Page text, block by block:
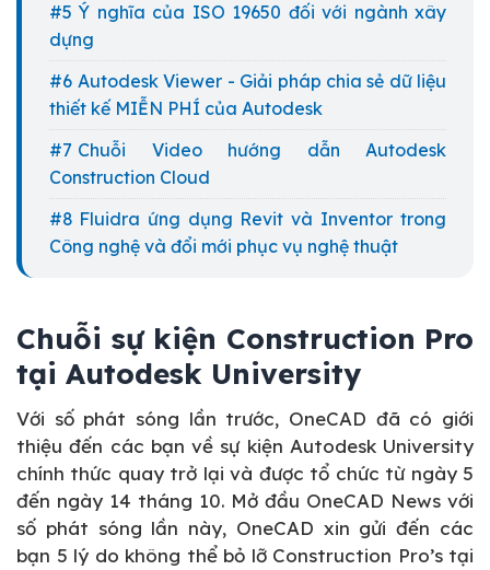
Ý nghĩa của ISO 19650 đối với ngành xây
dựng
Autodesk Viewer - Giải pháp chia sẻ dữ liệu
thiết kế MIỄN PHÍ của Autodesk
Chuỗi Video hướng dẫn Autodesk
Construction Cloud
Fluidra ứng dụng Revit và Inventor trong
Công nghệ và đổi mới phục vụ nghệ thuật
Chuỗi sự kiện Construction Pro
tại Autodesk University
Với số phát sóng lần trước, OneCAD đã có giới
thiệu đến các bạn về sự kiện Autodesk University
chính thức quay trở lại và được tổ chức từ ngày 5
đến ngày 14 tháng 10. Mở đầu OneCAD News với
số phát sóng lần này, OneCAD xin gửi đến các
bạn 5 lý do không thể bỏ lỡ Construction Pro’s tại